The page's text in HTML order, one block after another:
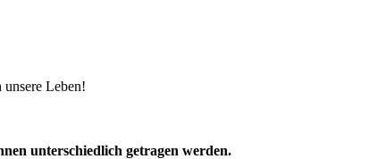
Leben!
unterschiedlich getragen werden.